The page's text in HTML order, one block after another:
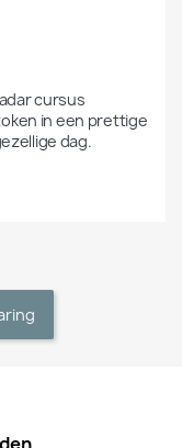
cursus
in een prettige
dag.